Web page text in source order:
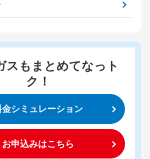
スもまとめてなっト
ク！
金シミュレーション
お申込みはこちら